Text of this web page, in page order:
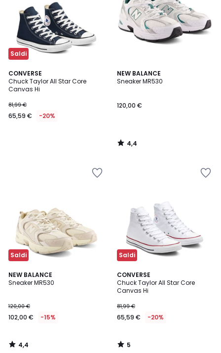
Saldi
CONVERSE
Chuck Taylor All Star Core
Canvas Hi
81,99 €
65,59 € -20%
NEW BALANCE
Sneaker MR530
120,00 €
4,4
/ 5
4,4
/
Saldi
NEW BALANCE
Sneaker MR530
120,00 €
102,00 € -15%
4,4
/ 5
4,4
/
Saldi
CONVERSE
Chuck Taylor All Star Core
Canvas Hi
81,99 €
65,59 € -20%
5
/
5
5
/